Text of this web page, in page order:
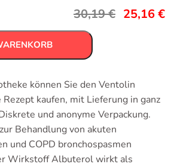
30,19€ 25,16€
können Sie den Ventolin
Rezept kaufen, mit Lieferung in ganz
und anonyme Verpackung.
Behandlung von akuten
und COPD bronchospasmen
Wirkstoff Albuterol wirkt als